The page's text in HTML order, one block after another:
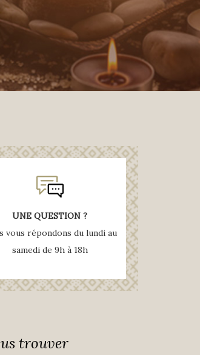
UNE QUESTION ?
vous répondons du lundi au
samedi de 9h à 18h
trouver